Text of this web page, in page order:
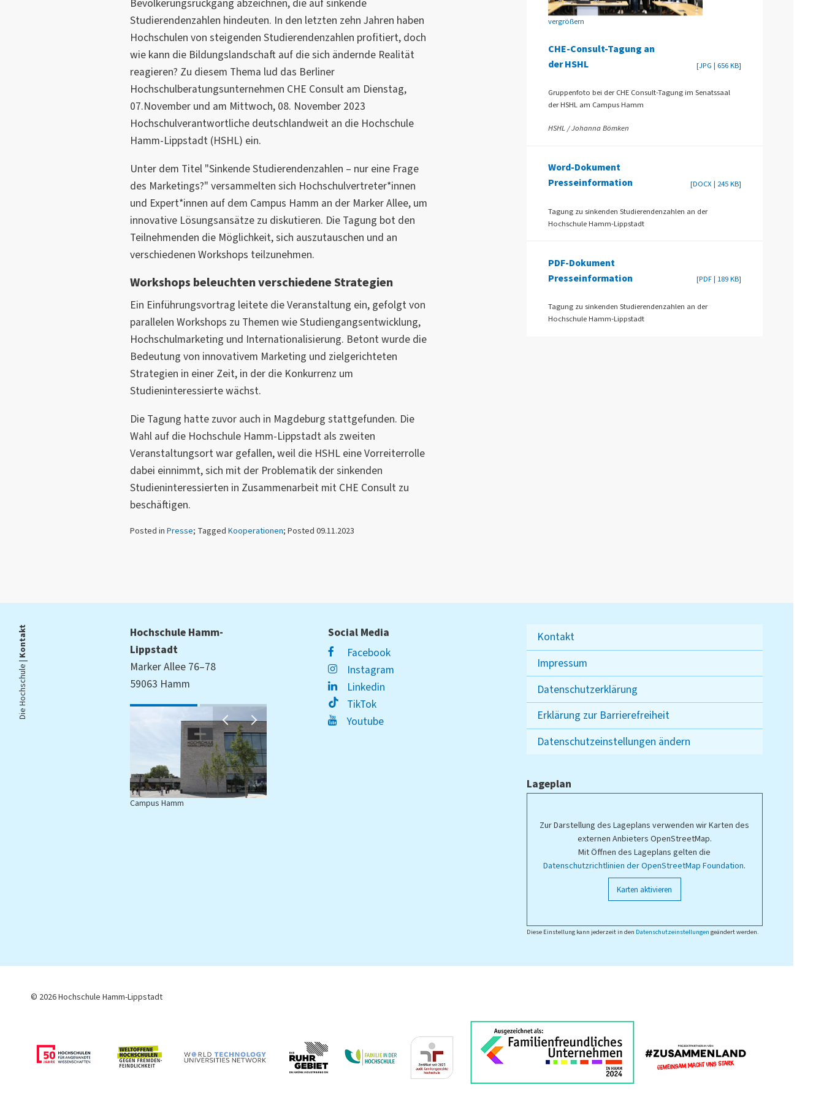
Bevölkerungsrückgang abzeichnen, die auf sinkende
Studierendenzahlen hindeuten. In den letzten zehn Jahren haben
Hochschulen von steigenden Studierendenzahlen profitiert, doch
wie kann die Bildungslandschaft auf die sich ändernde Realität
reagieren? Zu diesem Thema lud das Berliner
Hochschulberatungsunternehmen CHE Consult am Dienstag,
07.November und am Mittwoch, 08. November 2023
Hochschulverantwortliche deutschlandweit an die Hochschule
Hamm-Lippstadt (HSHL) ein.
Unter dem Titel "Sinkende Studierendenzahlen – nur eine Frage
des Marketings?" versammelten sich Hochschulvertreter*innen
und Expert*innen auf dem Campus Hamm an der Marker Allee, um
innovative Lösungsansätze zu diskutieren. Die Tagung bot den
Teilnehmenden die Möglichkeit, sich auszutauschen und an
verschiedenen Workshops teilzunehmen.
Workshops beleuchten verschiedene Strategien
Ein Einführungsvortrag leitete die Veranstaltung ein, gefolgt von
parallelen Workshops zu Themen wie Studiengangsentwicklung,
Hochschulmarketing und Internationalisierung. Betont wurde die
Bedeutung von innovativem Marketing und zielgerichteten
Strategien in einer Zeit, in der die Konkurrenz um
Studieninteressierte wächst.
Die Tagung hatte zuvor auch in Magdeburg stattgefunden. Die
Wahl auf die Hochschule Hamm-Lippstadt als zweiten
Veranstaltungsort war gefallen, weil die HSHL eine Vorreiterrolle
dabei einnimmt, sich mit der Problematik der sinkenden
Studieninteressierten in Zusammenarbeit mit CHE Consult zu
beschäftigen.
Posted in Presse; Tagged Kooperationen; Posted 09.11.2023
vergrößern
CHE-Consult-Tagung an
der HSHL
[JPG | 656 KB]
Gruppenfoto bei der CHE Consult-Tagung im Senatssaal
der HSHL am Campus Hamm
HSHL / Johanna Bömken
Word-Dokument
Presseinformation
[DOCX | 245 KB]
Tagung zu sinkenden Studierendenzahlen an der
Hochschule Hamm-Lippstadt
PDF-Dokument
Presseinformation
[PDF | 189 KB]
Tagung zu sinkenden Studierendenzahlen an der
Hochschule Hamm-Lippstadt
Die Hochschule |
Kontakt
Hochschule Hamm-
Lippstadt
Marker Allee 76–78
59063 Hamm
Campus Hamm
Social Media
Facebook
Instagram
Linkedin
TikTok
Youtube
Kontakt
Impressum
Datenschutzerklärung
Erklärung zur Barrierefreiheit
Datenschutzeinstellungen ändern
Lageplan
Zur Darstellung des Lageplans verwenden wir Karten des
externen Anbieters OpenStreetMap.
Mit Öffnen des Lageplans gelten die
Datenschutzrichtlinien der OpenStreetMap Foundation.
Karten aktivieren
Diese Einstellung kann jederzeit in den Datenschutzeinstellungen geändert werden.
© 2026 Hochschule Hamm-Lippstadt